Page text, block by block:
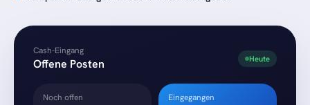
Cash-Eingang
Offene Posten Heute
Noch offen Eingegangen